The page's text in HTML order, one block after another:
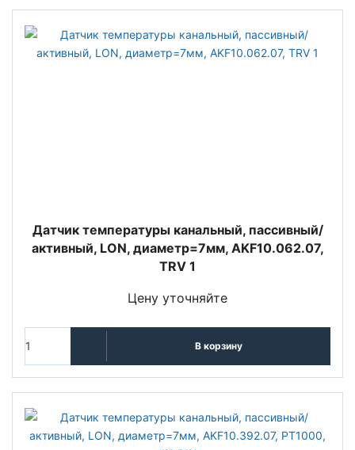
Датчик температуры канальный, пассивный/
активный, LON, диаметр=7мм, AKF10.062.07,
TRV 1
Цену уточняйте
В корзину